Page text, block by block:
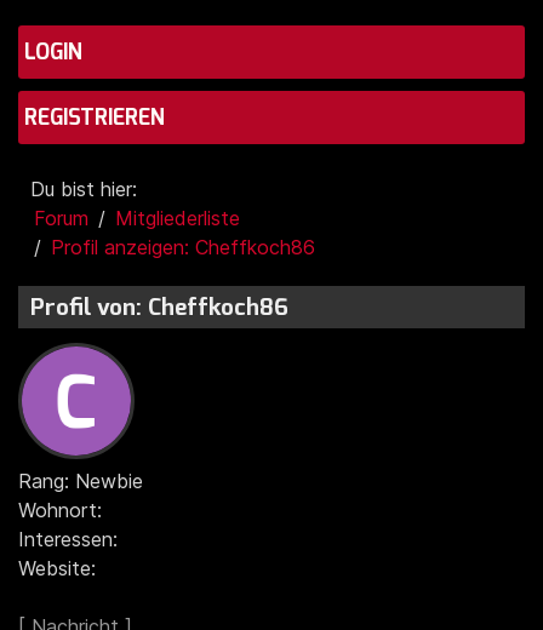
LOGIN
REGISTRIEREN
Du bist hier:
Forum
Mitgliederliste
Profil anzeigen: Cheffkoch86
Profil von: Cheffkoch86
Rang: Newbie
Wohnort:
Interessen:
Website: